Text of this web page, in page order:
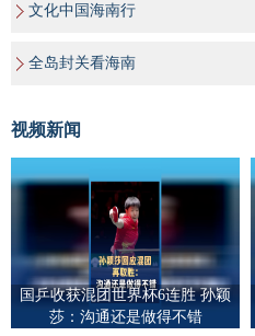
文化中国海南行
全岛封关看海南
视频新闻
国乒收获混团世界杯6连胜 孙颖
莎：沟通还是做得不错